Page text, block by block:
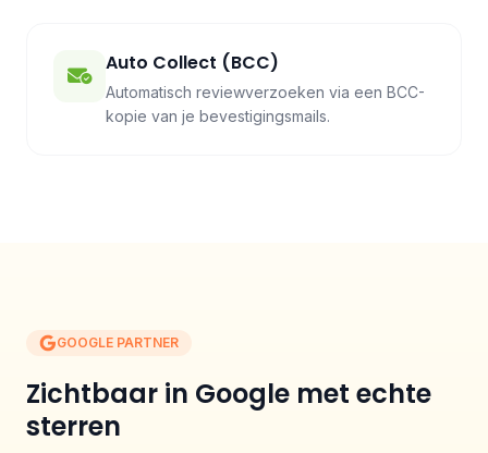
Auto Collect (BCC)
Automatisch reviewverzoeken via een BCC-
kopie van je bevestigingsmails.
GOOGLE PARTNER
Zichtbaar in Google met echte
sterren